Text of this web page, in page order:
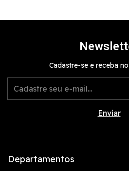
Cadastre-se e receba
Departamentos